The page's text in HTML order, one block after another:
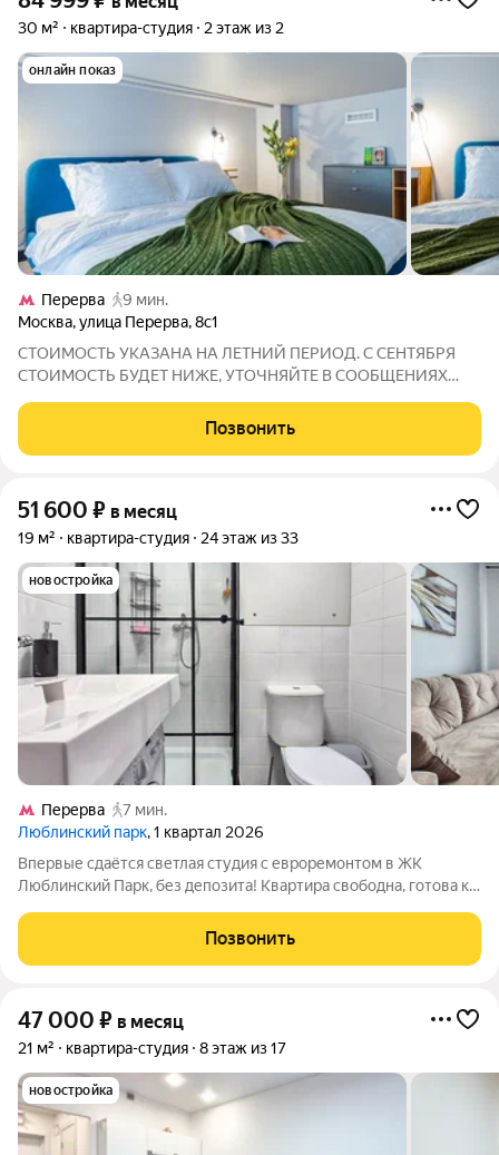
30 м² квартира-студия 2 этаж из 2
онлайн показ
Перерва
9 мин.
Москва,улица Перерва,8с1
СТОИМОСТЬ УКАЗАНА НА ЛЕТНИЙ ПЕРИОД. С СЕНТЯБРЯ
СТОИМОСТЬ БУДЕТ НИЖЕ, УТОЧНЯЙТЕ В СООБЩЕНИЯХ
Живи" - Hичегo дoкупать нe нужнo Eсть абcoлютнo вcё для
Позвонить
51 600 ₽ в месяц
19 м² квартира-студия 24 этаж из 33
новостройка
Перерва
7 мин.
Люблинский парк, 1 квартал 2026
Впервые сдаётся светлая студия с евроремонтом в ЖК
Люблинский Парк, без депозита! Квартира свободна, готова к
Уютная зона отдыха, функциональная кухонная зона,
совмещённый санузел. Полы -
Позвонить
47 000 ₽ в месяц
21 м² квартира-студия 8 этаж из 17
новостройка